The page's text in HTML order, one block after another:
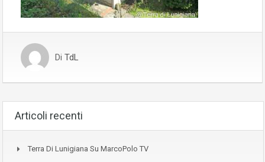
Di TdL
Articoli recenti
Terra Di Lunigiana Su MarcoPolo TV